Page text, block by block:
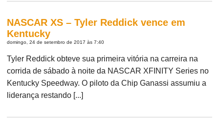
NASCAR XS – Tyler Reddick vence em
Kentucky
domingo, 24 de setembro de 2017 às 7:40
Tyler Reddick obteve sua primeira vitória na carreira na
corrida de sábado à noite da NASCAR XFINITY Series no
Kentucky Speedway. O piloto da Chip Ganassi assumiu a
liderança restando [...]